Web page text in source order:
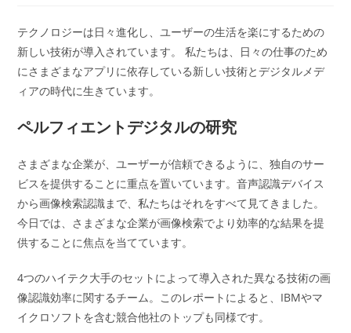
テ
ゴ
リ
ー:
テクノロジーは日々進化し、ユーザーの生活を楽にするための
新しい技術が導入されています。 私たちは、日々の仕事のため
にさまざまなアプリに依存している新しい技術とデジタルメデ
ィアの時代に生きています。
ペルフィエントデジタルの研究
さまざまな企業が、ユーザーが信頼できるように、独自のサー
ビスを提供することに重点を置いています。音声認識デバイス
から画像検索認識まで、私たちはそれをすべて見てきました。
今日では、さまざまな企業が画像検索でより効率的な結果を提
供することに焦点を当てています。
4つのハイテク大手のセットによって導入された異なる技術の画
像認識効率に関するチーム。このレポートによると、IBMやマ
イクロソフトを含む競合他社のトップも同様です。